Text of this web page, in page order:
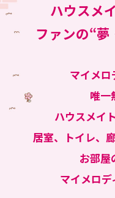
ハウスメ
ファンの“
マイメロ
唯一
ハウスメイ
居室、トイレ、
お部屋
マイメロデ